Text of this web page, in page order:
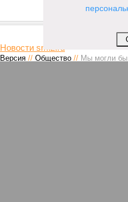
Новости smi2.ru
Версия // Общество // Мы могли бы